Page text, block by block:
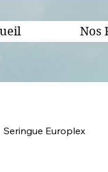
Nos
Seringue Europlex